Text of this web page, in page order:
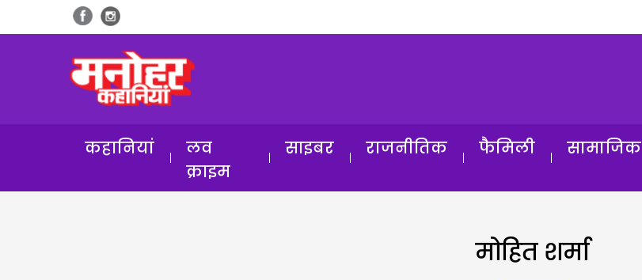
कहानियां
लव
क्राइम
साइबर राजनीतिक फैमिली सामाजिक
मोहित शर्मा